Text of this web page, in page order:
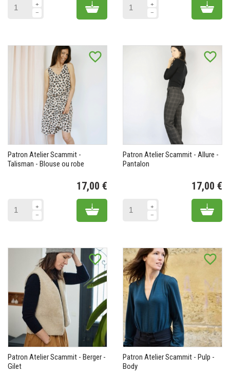
Add to cart Add
favorite_border
Patron Atelier Scammit -
Talisman - Blouse ou robe
17,00 €
Add to cart
favorite_border
Patron Atelier Scammit - Allure -
Pantalon
17,00 €
Add
favorite_border
Patron Atelier Scammit - Berger -
Gilet
favorite_border
Patron Atelier Scammit - Pulp -
Body